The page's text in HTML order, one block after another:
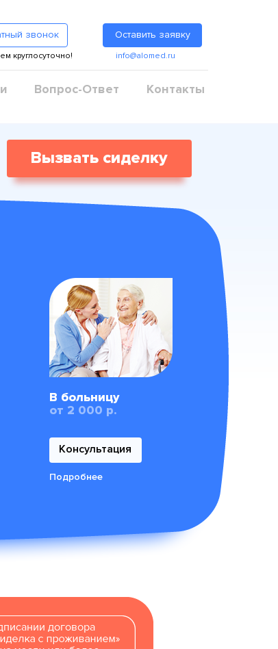
звонок
круглосуточно!
Оставить заявку
info@alomed.ru
Вопрос-Ответ Контакты
Вызвать сиделку
В больницу
от 2 000 р.
Консультация
Подробнее